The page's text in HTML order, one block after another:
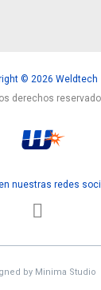
© 2026 Weldtech
derechos
nuestras redes
by Minima Studio